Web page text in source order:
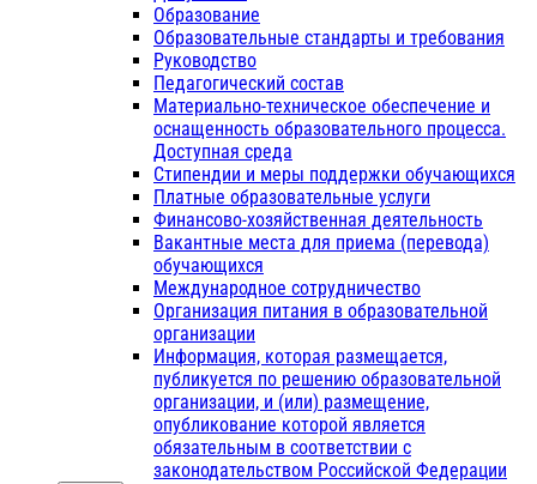
Образование
Образовательные стандарты и требования
Руководство
Педагогический состав
Материально-техническое обеспечение и
оснащенность образовательного процесса.
Доступная среда
Стипендии и меры поддержки обучающихся
Платные образовательные услуги
Финансово-хозяйственная деятельность
Вакантные места для приема (перевода)
обучающихся
Международное сотрудничество
Организация питания в образовательной
организации
Информация, которая размещается,
публикуется по решению образовательной
организации, и (или) размещение,
опубликование которой является
обязательным в соответствии с
законодательством Российской Федерации